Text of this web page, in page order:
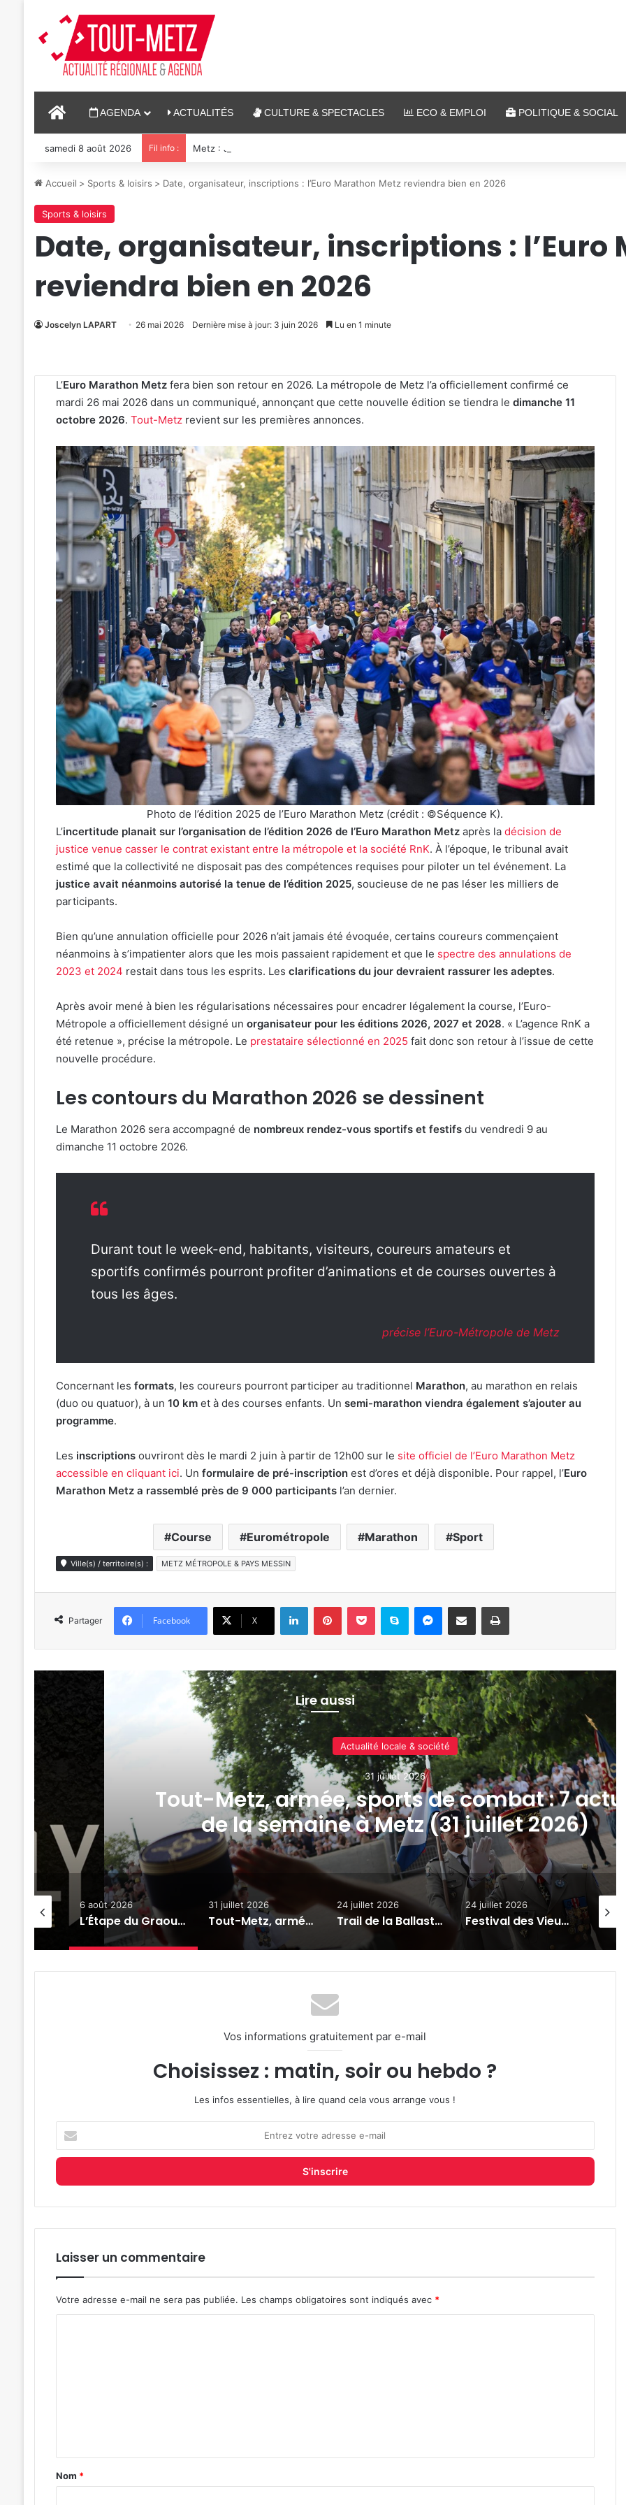
ACCUEILAGENDA ACTUALITÉS CULTURE & SPECTACLES ECO & EMPLOI POLITIQUE & SOCIAL
samedi 8 août 2026 Fil info : Metz : J-1 avant le cinéma plein air au Plan d’Eau
Accueil > Sports & loisirs > Date, organisateur, inscriptions : l’Euro Marathon Metz reviendra bien en 2026
Sports & loisirs
Date, organisateur, inscriptions : l’Euro
reviendra bien en 2026
Joscelyn LAPART 26 mai 2026 Dernière mise à jour: 3 juin 2026 Lu en 1 minute
L’Euro Marathon Metzfera bien son retour en 2026. La métropole de Metz l’a officiellement confirmé ce
mardi 26 mai 2026 dans un communiqué, annonçant que cette nouvelle édition se tiendra le dimanche 11
octobre 2026. Tout-Metzrevient sur les premières annonces.
Photo de l’édition 2025 de l’Euro Marathon Metz (crédit : ©Séquence K).
L’incertitude planait sur l’organisation de l’édition 2026 de l’Euro Marathon Metzaprès la décision de
justice venue casser le contrat existant entre la métropole et la société RnK. À l’époque, le tribunal avait
estimé que la collectivité ne disposait pas des compétences requises pour piloter un tel événement. La
justice avait néanmoins autorisé la tenue de l’édition 2025, soucieuse de ne pas léser les milliers de
participants.
Bien qu’une annulation officielle pour 2026 n’ait jamais été évoquée, certains coureurs commençaient
néanmoins à s’impatienter alors que les mois passaient rapidement et que le spectre des annulations de
2023 et 2024 restait dans tous les esprits. Les clarifications du jour devraient rassurer les adeptes.
Après avoir mené à bien les régularisations nécessaires pour encadrer légalement la course, l’Euro-
Métropole a officiellement désigné un organisateur pour les éditions 2026, 2027 et 2028. « L’agence RnK a
été retenue », précise la métropole. Le prestataire sélectionné en 2025 fait donc son retour à l’issue de cette
nouvelle procédure.
Les contours du Marathon 2026 se dessinent
Le Marathon 2026 sera accompagné de nombreux rendez-vous sportifs et festifsdu vendredi 9 au
dimanche 11 octobre 2026.
Durant tout le week-end, habitants, visiteurs, coureurs amateurs et
sportifs confirmés pourront profiter d’animations et de courses ouvertes à
tous les âges.
précise l’Euro-Métropole de Metz
Concernant les formats, les coureurs pourront participer au traditionnel Marathon, au marathon en relais
(duo ou quatuor), à un 10 kmet à des courses enfants. Un semi-marathon viendra également s’ajouter au
programme.
Les inscriptions ouvriront dès le mardi 2 juin à partir de 12h00 sur le site officiel de l’Euro Marathon Metz
accessible en cliquant ici. Un formulaire de pré-inscription est d’ores et déjà disponible. Pour rappel, l’Euro
Marathon Metz a rassemblé près de 9 000 participants l’an dernier.
Course Eurométropole Marathon Sport
Ville(s) / territoire(s) : METZ MÉTROPOLE & PAYS MESSIN
Partager Facebook X
LinkedinPinterestPocket Skype Messenger
Partager par e-mail Imprimer
Lire aussi
actus
Sports & loisirs
24 juillet 2026
Trail de la Ballastière 2026 à
date, parcours, inscriptions
31 juillet 2026
Tout-Metz, armée, sports de combat : 7 actus de la semaine à Metz (31 juillet 2026)
24 juillet 2026 24 juillet 2026
Festival des Vieux Baquets : la Montée Historique de Val de Bride revient les 25 et 26 juillet 2026
24 juillet 2026
Kayak, fin des soldes, Constellations : 7 actus de la semaine à Metz Métropole (24 juillet 2026)
Vos informations gratuitement par e-mail
Choisissez : matin, soir ou hebdo ?
Les infos essentielles, à lire quand cela vous arrange vous !
votre
adresse
mail
Laisser un commentaire
Votre adresse e-mail ne sera pas publiée. Les champs obligatoires sont indiqués avec *
a
Nom *
concerts prévues à Ars-
du 7 au 28 août 2026
Metz
:
J-
1
avant
le
cinéma
plein
air
au
Plan
d’Eau
4 août 2026
Metz : J-1 avant le cinéma plein
air au Plan d’Eau
Un
festival
de
musique
celte
organisé
au
parc
archéologique
de
Bliesbruck
et
août
2026
3 août 2026
Un festival de musique celte
organisé au parc
de Bliesbruck les 7 et 8 août